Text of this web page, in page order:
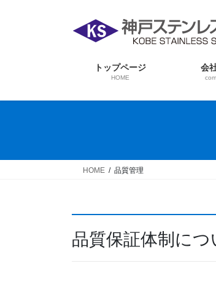
トップページ
HOME
会
HOME 品質管理
品質保証体制につ